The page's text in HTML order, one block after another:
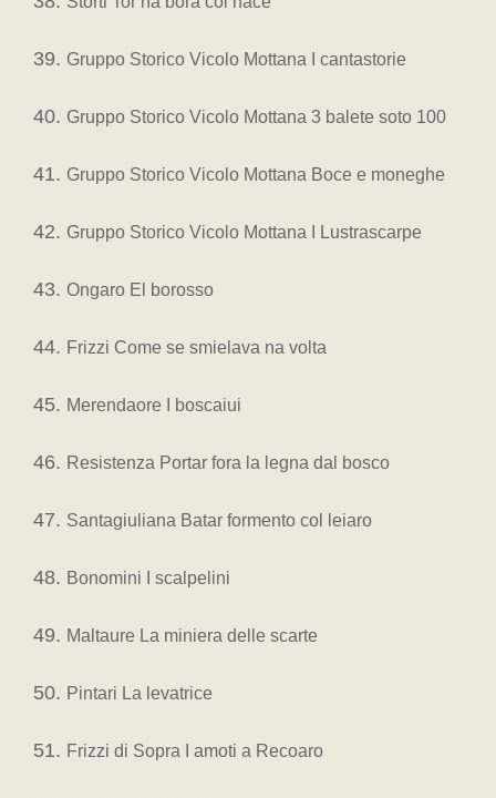
Gruppo Storico Vicolo Mottana I cantastorie
Gruppo Storico Vicolo Mottana 3 balete soto 100
Gruppo Storico Vicolo Mottana Boce e moneghe
Gruppo Storico Vicolo Mottana I Lustrascarpe
Ongaro El borosso
Frizzi Come se smielava na volta
Merendaore I boscaiui
Resistenza Portar fora la legna dal bosco
Santagiuliana Batar formento col leiaro
Bonomini I scalpelini
Maltaure La miniera delle scarte
Pintari La levatrice
Frizzi di Sopra I amoti a Recoaro